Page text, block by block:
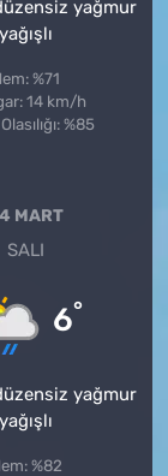
yağmur
yağışlı
%71
14 km/h
%85
MART
SALI
6°
yağmur
yağışlı
%82